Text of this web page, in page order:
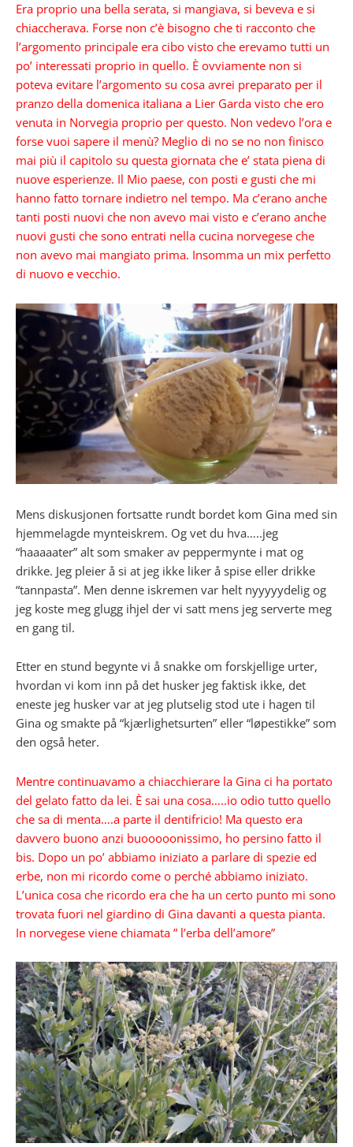
Era proprio una bella serata, si mangiava, si beveva e si
chiaccherava. Forse non c’è bisogno che ti racconto che
l’argomento principale era cibo visto che erevamo tutti un
po’ interessati proprio in quello. È ovviamente non si
poteva evitare l’argomento su cosa avrei preparato per il
pranzo della domenica italiana a Lier Garda visto che ero
venuta in Norvegia proprio per questo. Non vedevo l’ora e
forse vuoi sapere il menù? Meglio di no se no non finisco
mai più il capitolo su questa giornata che e’ stata piena di
nuove esperienze. Il Mio paese, con posti e gusti che mi
hanno fatto tornare indietro nel tempo. Ma c’erano anche
tanti posti nuovi che non avevo mai visto e c’erano anche
nuovi gusti che sono entrati nella cucina norvegese che
non avevo mai mangiato prima. Insomma un mix perfetto
di nuovo e vecchio.
Mens diskusjonen fortsatte rundt bordet kom Gina med sin
hjemmelagde mynteiskrem. Og vet du hva…..jeg
“haaaaater” alt som smaker av peppermynte i mat og
drikke. Jeg pleier å si at jeg ikke liker å spise eller drikke
“tannpasta”. Men denne iskremen var helt nyyyyydelig og
jeg koste meg glugg ihjel der vi satt mens jeg serverte meg
en gang til.
Etter en stund begynte vi å snakke om forskjellige urter,
hvordan vi kom inn på det husker jeg faktisk ikke, det
eneste jeg husker var at jeg plutselig stod ute i hagen til
Gina og smakte på “kjærlighetsurten” eller “løpestikke” som
den også heter.
Mentre continuavamo a chiacchierare la Gina ci ha portato
del gelato fatto da lei. È sai una cosa…..io odio tutto quello
che sa di menta….a parte il dentifricio! Ma questo era
davvero buono anzi buooooonissimo, ho persino fatto il
bis. Dopo un po’ abbiamo iniziato a parlare di spezie ed
erbe, non mi ricordo come o perché abbiamo iniziato.
L’unica cosa che ricordo era che ha un certo punto mi sono
trovata fuori nel giardino di Gina davanti a questa pianta.
In norvegese viene chiamata ” l’erba dell’amore”